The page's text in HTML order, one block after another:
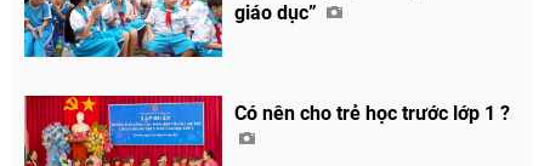
giáo dục”
Có nên cho trẻ học trước lớp 1 ?